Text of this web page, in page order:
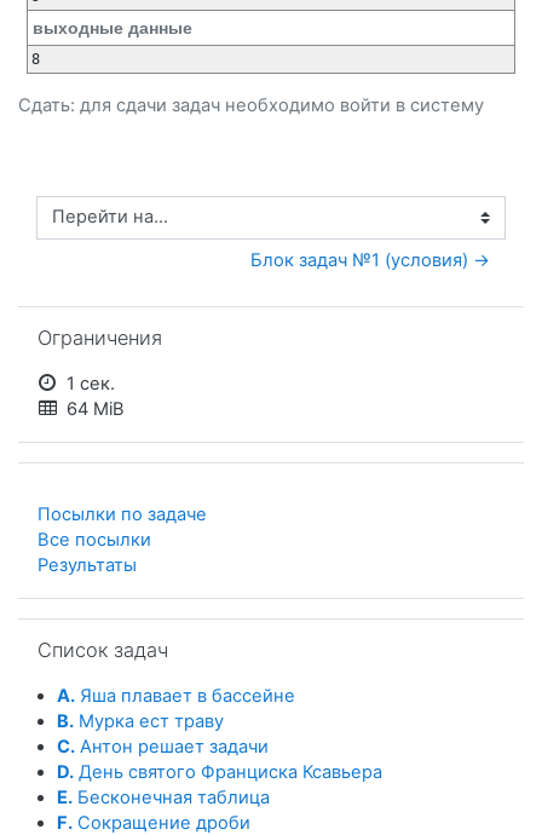
выходные данные
Сдать: для сдачи задач необходимо войти в систему
Перейти на...
Блок задач №1 (условия) →
Ограничения
1 сек.
64 MiB
Посылки по задаче
Все посылки
Результаты
Список задач
A. Яша плавает в бассейне
B. Мурка ест траву
C. Антон решает задачи
D. День святого Франциска Ксавьера
E. Бесконечная таблица
F. Сокращение дроби